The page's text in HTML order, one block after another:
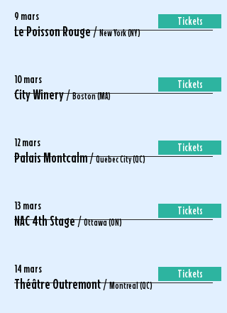
9 mars
Le Poisson Rouge /New York (NY)
Tickets
10 mars
City Winery /Boston (MA)
Tickets
12 mars
Palais Montcalm /Quebec City (QC)
Tickets
13 mars
NAC 4th Stage /Ottawa (ON)
Tickets
14 mars
Théâtre Outremont /Montreal (QC)
Tickets